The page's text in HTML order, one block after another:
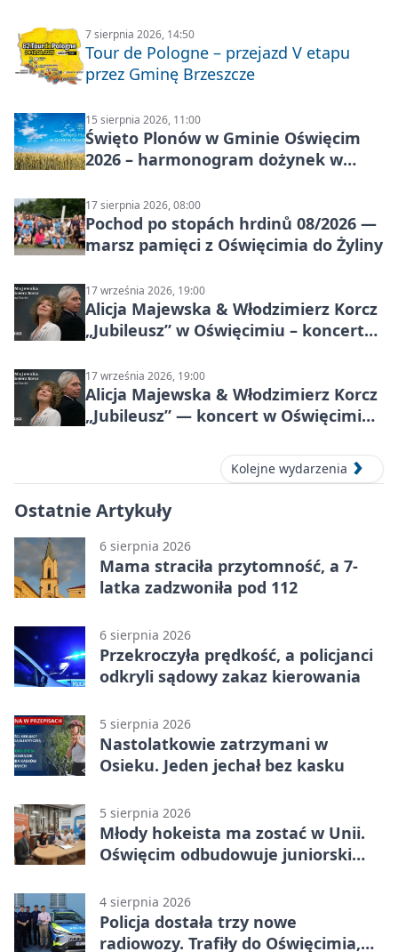
7 sierpnia 2026, 14:50
Tour de Pologne – przejazd V etapu
przez Gminę Brzeszcze
15 sierpnia 2026, 11:00
Święto Plonów w Gminie Oświęcim
2026 – harmonogram dożynek w
17 sierpnia 2026, 08:00
Pochod po stopách hrdinů 08/2026 —
marsz pamięci z Oświęcimia do Żyliny
17 września 2026, 19:00
Alicja Majewska & Włodzimierz Korcz
„Jubileusz” w Oświęcimiu – koncert
17 września 2026, 19:00
Alicja Majewska & Włodzimierz Korcz
„Jubileusz” — koncert w Oświęcimiu,
Kolejne wydarzenia
Ostatnie Artykuły
6 sierpnia 2026
Mama straciła przytomność, a 7-
latka zadzwoniła pod 112
6 sierpnia 2026
Przekroczyła prędkość, a policjanci
odkryli sądowy zakaz kierowania
5 sierpnia 2026
Nastolatkowie zatrzymani w
Osieku. Jeden jechał bez kasku
5 sierpnia 2026
Młody hokeista ma zostać w Unii.
Oświęcim odbudowuje juniorski
4 sierpnia 2026
Policja dostała trzy nowe
radiowozy. Trafiły do Oświęcimia,